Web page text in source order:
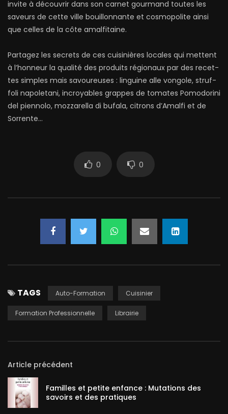
invite à décou­vrir dans son carnet gour­mand toutes les
saveurs de cette ville bouillon­nante et cos­mo­po­lite ainsi
que celles de la côte amal­fi­taine.
Partagez les secrets de ces cui­sinières loca­les qui met­tent
à l’hon­neur la qualité des pro­duits régio­naux par des recet­
tes sim­ples mais savou­reu­ses : lin­guine alle von­gole, struf­
foli napo­le­tani, incroya­bles grap­pes de toma­tes Pomodorini
del pien­nolo, moz­za­rella di bufala, citrons d’Amalfi et de
Sorrente…
0 0
TAGS Auto-Formation Cuisinier
Formation Professionnelle Librairie
Article précédent
Familles et petite enfance : Mutations des
savoirs et des pratiques